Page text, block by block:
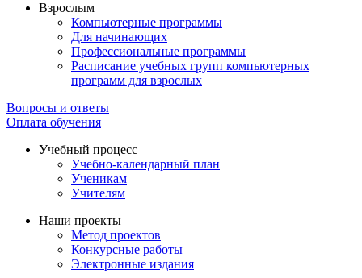
Взрослым
Компьютерные программы
Для начинающих
Профессиональные программы
Расписание учебных групп компьютерных
программ для взрослых
Вопросы и ответы
Оплата обучения
Учебный процесс
Учебно-календарный план
Ученикам
Учителям
Наши проекты
Метод проектов
Конкурсные работы
Электронные издания